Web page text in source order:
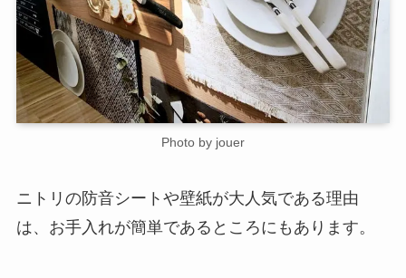
Photo by jouer
ニトリの防音シートや壁紙が大人気である理由
は、お手入れが簡単であるところにもあります。